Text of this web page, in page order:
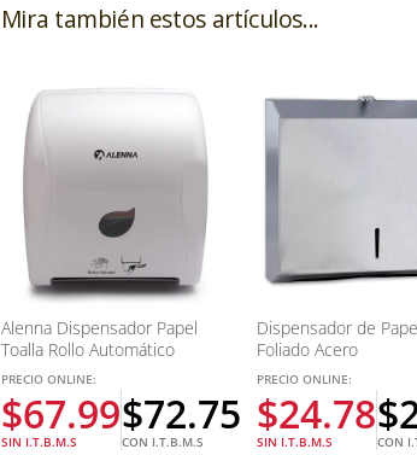
Mira también estos artículos...
Alenna Dispensador Papel
Toalla Rollo Automático
PRECIO ONLINE:
$67.99
SIN I.T.B.M.S
$72.75
CON I.T.B.M.S
Dispensador de
Foliado Acero
PRECIO ONLINE:
$24.78
SIN I.T.B.M.S
$
CON